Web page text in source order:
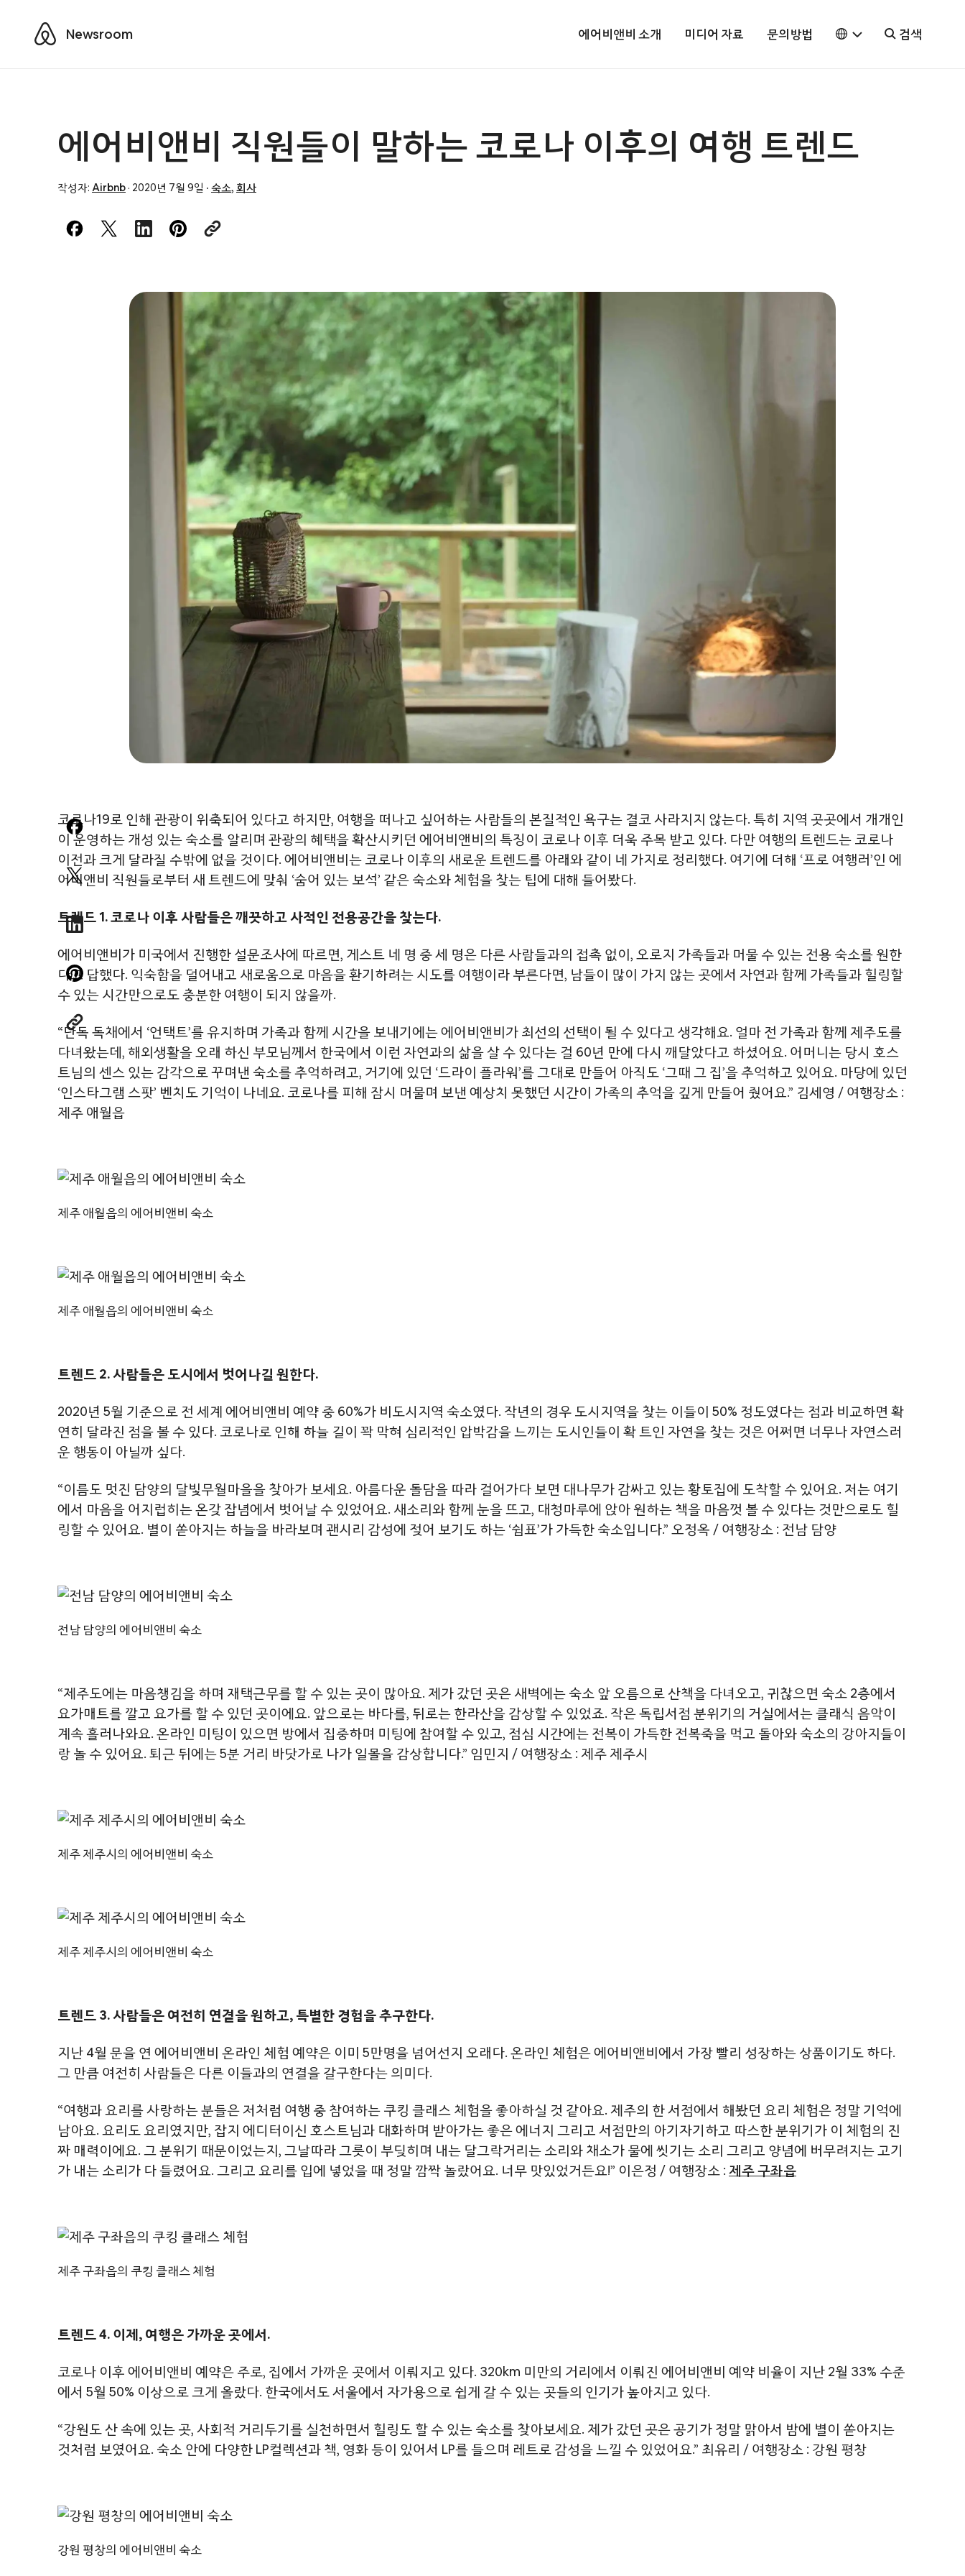
AirbnbNewsroom 에어비앤비 소개 미디어 자료 문의방법 검색
에어비앤비 직원들이 말하는 코로나 이후의 여행 트렌드
작성자: Airbnb · 2020년 7월 9일 · 숙소, 회사
코로나19로 인해 관광이 위축되어 있다고 하지만, 여행을 떠나고 싶어하는 사람들의 본질적인 욕구는 결코 사라지지 않는다. 특히 지역 곳곳에서 개개인
이 운영하는 개성 있는 숙소를 알리며 관광의 혜택을 확산시키던 에어비앤비의 특징이 코로나 이후 더욱 주목 받고 있다. 다만 여행의 트렌드는 코로나
이전과 크게 달라질 수밖에 없을 것이다. 에어비앤비는 코로나 이후의 새로운 트렌드를 아래와 같이 네 가지로 정리했다. 여기에 더해 ‘프로 여행러’인 에
어비앤비 직원들로부터 새 트렌드에 맞춰 ‘숨어 있는 보석’ 같은 숙소와 체험을 찾는 팁에 대해 들어봤다.
트렌드 1. 코로나 이후 사람들은 깨끗하고 사적인 전용공간을 찾는다.
에어비앤비가 미국에서 진행한 설문조사에 따르면, 게스트 네 명 중 세 명은 다른 사람들과의 접촉 없이, 오로지 가족들과 머물 수 있는 전용 숙소를 원한
다고 답했다. 익숙함을 덜어내고 새로움으로 마음을 환기하려는 시도를 여행이라 부른다면, 남들이 많이 가지 않는 곳에서 자연과 함께 가족들과 힐링할
수 있는 시간만으로도 충분한 여행이 되지 않을까.
“단독 독채에서 ‘언택트’를 유지하며 가족과 함께 시간을 보내기에는 에어비앤비가 최선의 선택이 될 수 있다고 생각해요. 얼마 전 가족과 함께 제주도를
다녀왔는데, 해외생활을 오래 하신 부모님께서 한국에서 이런 자연과의 삶을 살 수 있다는 걸 60년 만에 다시 깨달았다고 하셨어요. 어머니는 당시 호스
트님의 센스 있는 감각으로 꾸며낸 숙소를 추억하려고, 거기에 있던 ‘드라이 플라워’를 그대로 만들어 아직도 ‘그때 그 집’을 추억하고 있어요. 마당에 있던
‘인스타그램 스팟’ 벤치도 기억이 나네요. 코로나를 피해 잠시 머물며 보낸 예상치 못했던 시간이 가족의 추억을 깊게 만들어 줬어요.” 김세영 / 여행장소 :
제주 애월읍
제주 애월읍의 에어비앤비 숙소
제주 애월읍의 에어비앤비 숙소
트렌드 2. 사람들은 도시에서 벗어나길 원한다.
2020년 5월 기준으로 전 세계 에어비앤비 예약 중 60%가 비도시지역 숙소였다. 작년의 경우 도시지역을 찾는 이들이 50% 정도였다는 점과 비교하면 확
연히 달라진 점을 볼 수 있다. 코로나로 인해 하늘 길이 꽉 막혀 심리적인 압박감을 느끼는 도시인들이 확 트인 자연을 찾는 것은 어쩌면 너무나 자연스러
운 행동이 아닐까 싶다.
“이름도 멋진 담양의 달빛무월마을을 찾아가 보세요. 아름다운 돌담을 따라 걸어가다 보면 대나무가 감싸고 있는 황토집에 도착할 수 있어요. 저는 여기
에서 마음을 어지럽히는 온갖 잡념에서 벗어날 수 있었어요. 새소리와 함께 눈을 뜨고, 대청마루에 앉아 원하는 책을 마음껏 볼 수 있다는 것만으로도 힐
링할 수 있어요. 별이 쏟아지는 하늘을 바라보며 괜시리 감성에 젖어 보기도 하는 ‘쉼표’가 가득한 숙소입니다.” 오정옥 / 여행장소 : 전남 담양
전남 담양의 에어비앤비 숙소
“제주도에는 마음챙김을 하며 재택근무를 할 수 있는 곳이 많아요. 제가 갔던 곳은 새벽에는 숙소 앞 오름으로 산책을 다녀오고, 귀찮으면 숙소 2층에서
요가매트를 깔고 요가를 할 수 있던 곳이에요. 앞으로는 바다를, 뒤로는 한라산을 감상할 수 있었죠. 작은 독립서점 분위기의 거실에서는 클래식 음악이
계속 흘러나와요. 온라인 미팅이 있으면 방에서 집중하며 미팅에 참여할 수 있고, 점심 시간에는 전복이 가득한 전복죽을 먹고 돌아와 숙소의 강아지들이
랑 놀 수 있어요. 퇴근 뒤에는 5분 거리 바닷가로 나가 일몰을 감상합니다.” 임민지 / 여행장소 : 제주 제주시
제주 제주시의 에어비앤비 숙소
제주 제주시의 에어비앤비 숙소
트렌드 3. 사람들은 여전히 연결을 원하고, 특별한 경험을 추구한다.
지난 4월 문을 연 에어비앤비 온라인 체험 예약은 이미 5만명을 넘어선지 오래다. 온라인 체험은 에어비앤비에서 가장 빨리 성장하는 상품이기도 하다.
그 만큼 여전히 사람들은 다른 이들과의 연결을 갈구한다는 의미다.
“여행과 요리를 사랑하는 분들은 저처럼 여행 중 참여하는 쿠킹 클래스 체험을 좋아하실 것 같아요. 제주의 한 서점에서 해봤던 요리 체험은 정말 기억에
남아요. 요리도 요리였지만, 잡지 에디터이신 호스트님과 대화하며 받아가는 좋은 에너지 그리고 서점만의 아기자기하고 따스한 분위기가 이 체험의 진
짜 매력이에요. 그 분위기 때문이었는지, 그날따라 그릇이 부딪히며 내는 달그락거리는 소리와 채소가 물에 씻기는 소리 그리고 양념에 버무려지는 고기
가 내는 소리가 다 들렸어요. 그리고 요리를 입에 넣었을 때 정말 깜짝 놀랐어요. 너무 맛있었거든요!” 이은정 / 여행장소 : 제주 구좌읍
제주 구좌읍의 쿠킹 클래스 체험
트렌드 4. 이제, 여행은 가까운 곳에서.
코로나 이후 에어비앤비 예약은 주로, 집에서 가까운 곳에서 이뤄지고 있다. 320km 미만의 거리에서 이뤄진 에어비앤비 예약 비율이 지난 2월 33% 수준
에서 5월 50% 이상으로 크게 올랐다. 한국에서도 서울에서 자가용으로 쉽게 갈 수 있는 곳들의 인기가 높아지고 있다.
“강원도 산 속에 있는 곳, 사회적 거리두기를 실천하면서 힐링도 할 수 있는 숙소를 찾아보세요. 제가 갔던 곳은 공기가 정말 맑아서 밤에 별이 쏟아지는
것처럼 보였어요. 숙소 안에 다양한 LP컬렉션과 책, 영화 등이 있어서 LP를 들으며 레트로 감성을 느낄 수 있었어요.” 최유리 / 여행장소 : 강원 평창
강원 평창의 에어비앤비 숙소